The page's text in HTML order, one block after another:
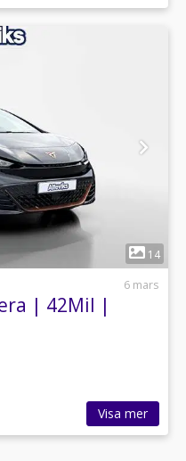
14
6 mars
| 42Mil |
Visa mer